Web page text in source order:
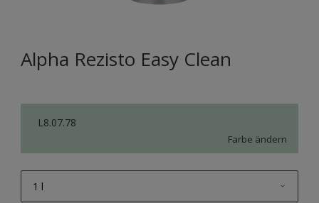
Alpha Rezisto Easy Clean
L8.07.78
Farbe ändern
1 l